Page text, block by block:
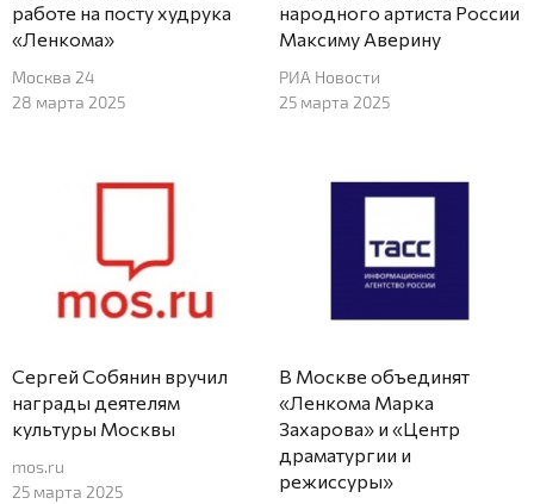
работе на посту худрука
«Ленкома»
Москва 24
28 марта 2025
народного артиста России
Максиму Аверину
РИА Новости
25 марта 2025
Сергей Собянин вручил
награды деятелям
культуры Москвы
mos.ru
25 марта 2025
В Москве объединят
«Ленкома Марка
Захарова» и «Центр
драматургии и
режиссуры»